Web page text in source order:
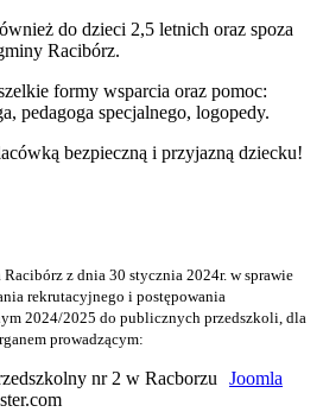
do dzieci 2,5 letnich oraz spoza
Racibórz.
formy wsparcia oraz pomoc:
pedagoga specjalnego, logopedy.
bezpieczną i przyjazną dziecku!
z dnia 30 stycznia 2024r. w sprawie
rekrutacyjnego i postępowania
2024/2025 do publicznych przedszkoli, dla
prowadzącym:
nr 2 w Racborzu
Joomla